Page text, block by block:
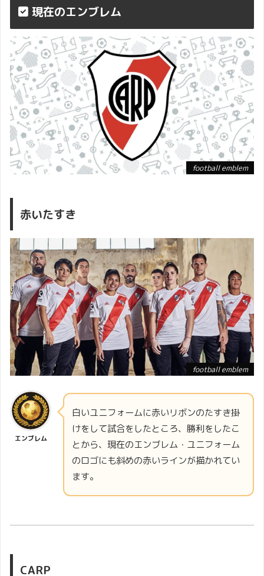
現在のエンブレム
football emblem
赤いたすき
football emblem
エンブレム
白いユニフォームに赤いリボンのたすき掛
けをして試合をしたところ、勝利をしたこ
とから、現在のエンブレム・ユニフォーム
のロゴにも斜めの赤いラインが描かれてい
ます。
CARP